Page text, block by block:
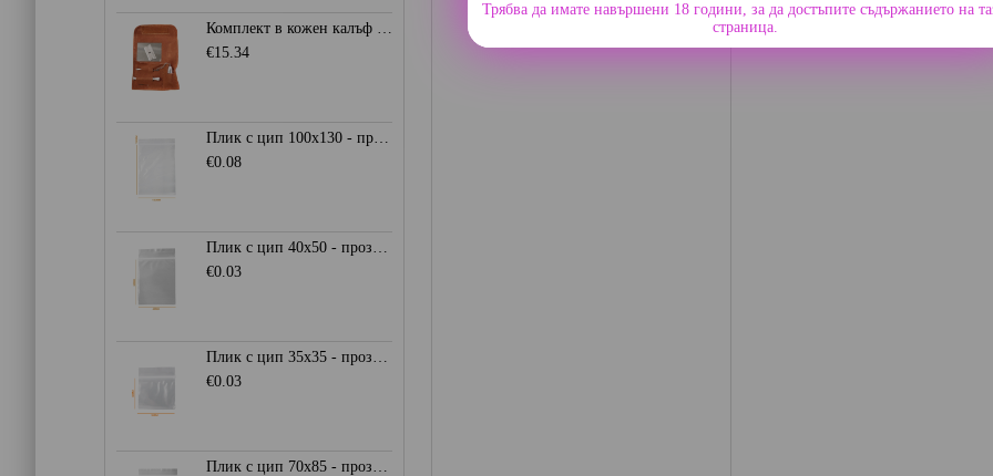
Комплект в кожен калъф - кафяв
€15.34
Плик с цип 100х130 - прозрачен
€0.08
Плик с цип 40х50 - прозрачен
€0.03
Плик с цип 35х35 - прозрачен
€0.03
Плик с цип 70х85 - прозрачен
Трябва да имате навършени 18 години, за да достъпите съдържанието на
страница.